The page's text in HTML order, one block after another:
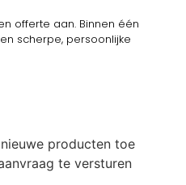
offerte aan. Binnen één
scherpe, persoonlijke
producten toe
te versturen